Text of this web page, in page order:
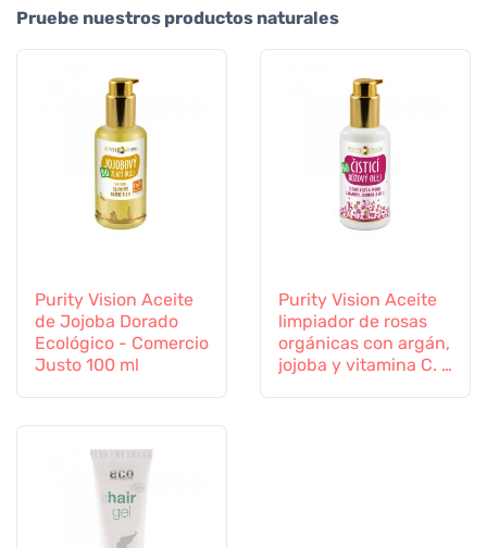
Pruebe nuestros productos naturales
Purity Vision Aceite
de Jojoba Dorado
Ecológico - Comercio
Justo 100 ml
Purity Vision Aceite
limpiador de rosas
orgánicas con argán,
jojoba y vitamina C. E